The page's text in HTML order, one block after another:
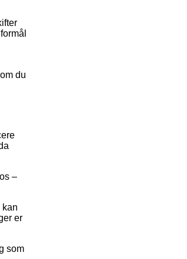
du
–
kan
er
som